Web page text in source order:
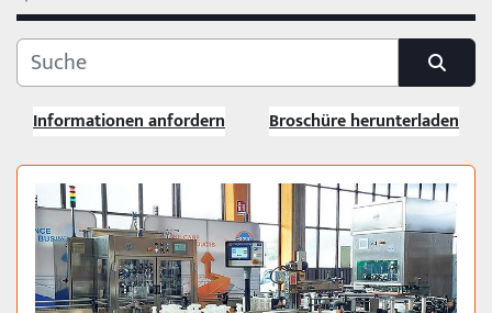
MONOBLÖCKE - CUSTOM LINES
Monoblöcke ab 1000 Stück.
KATEGORIE
Informationen anfordern Broschüre herunterladen